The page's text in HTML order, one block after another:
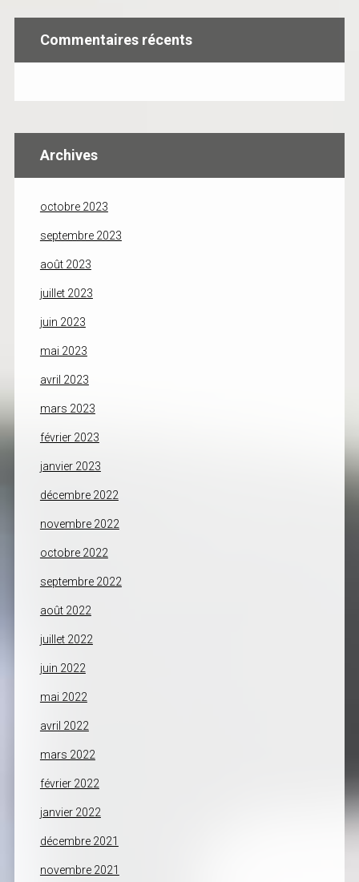
Commentaires récents
Archives
octobre 2023
septembre 2023
août 2023
juillet 2023
juin 2023
mai 2023
avril 2023
mars 2023
février 2023
janvier 2023
décembre 2022
novembre 2022
octobre 2022
septembre 2022
août 2022
juillet 2022
juin 2022
mai 2022
avril 2022
mars 2022
février 2022
janvier 2022
décembre 2021
novembre 2021